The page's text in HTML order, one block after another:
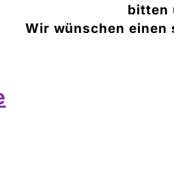
bitten
Wir wünschen einen